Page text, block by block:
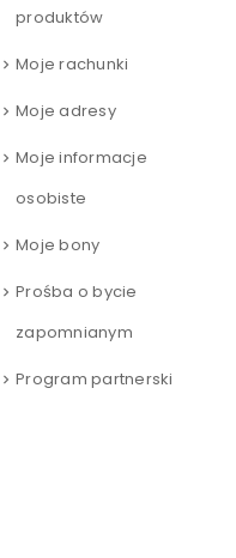
produktów
Moje rachunki
Moje adresy
Moje informacje
osobiste
Moje bony
Prośba o bycie
zapomnianym
Program partnerski